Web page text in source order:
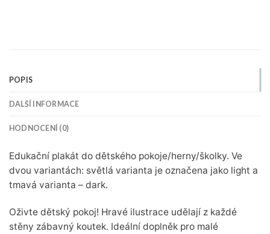
POPIS
DALŠÍ INFORMACE
HODNOCENÍ (0)
Edukační plakát do dětského pokoje/herny/školky. Ve
dvou variantách: světlá varianta je označena jako light a
tmavá varianta – dark.
Oživte dětský pokoj! Hravé ilustrace udělají z každé
stěny zábavný koutek. Ideální doplněk pro malé